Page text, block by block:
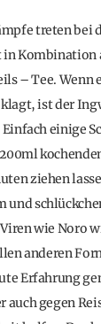
treten bei
Kombination
– Tee. Wenn
ist der
einige
ziehen
und
wie Noro
anderen
Erfahrung
auch gegen